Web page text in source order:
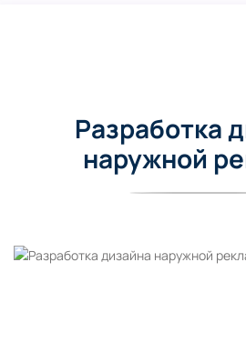
Разработка
наружной